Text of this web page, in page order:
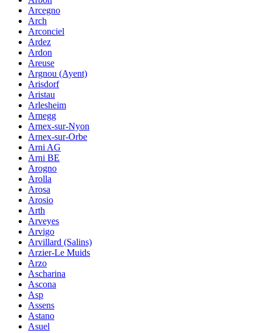
Arcegno
Arch
Arconciel
Ardez
Ardon
Areuse
Argnou (Ayent)
Arisdorf
Aristau
Arlesheim
Arnegg
Arnex-sur-Nyon
Arnex-sur-Orbe
Arni AG
Arni BE
Arogno
Arolla
Arosa
Arosio
Arth
Arveyes
Arvigo
Arvillard (Salins)
Arzier-Le Muids
Arzo
Ascharina
Ascona
Asp
Assens
Astano
Asuel